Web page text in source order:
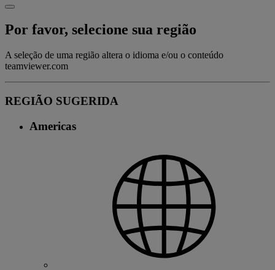
Por favor, selecione sua região
A seleção de uma região altera o idioma e/ou o conteúdo
teamviewer.com
REGIÃO SUGERIDA
Americas